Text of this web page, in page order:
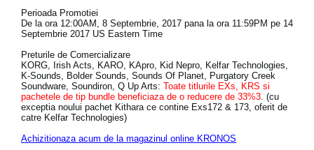
Despre Korg
Perioada Promotiei
De la ora 12:00AM, 8 Septembrie, 2017 pana la ora 11:59PM pe 14
Septembrie 2017 US Eastern Time
Preturile de Comercializare
KORG, Irish Acts, KARO, KApro, Kid Nepro, Kelfar Technologies,
K-Sounds, Bolder Sounds, Sounds Of Planet, Purgatory Creek
Soundware, Soundiron, Q Up Arts: Toate titlurile EXs, KRS si
pachetele de tip bundle beneficiaza de o reducere de 33%3 . (cu
exceptia noului pachet Kithara ce contine Exs172 & 173, oferit de
catre Kelfar Technologies)
Achizitionaza acum de la magazinul online KRONOS